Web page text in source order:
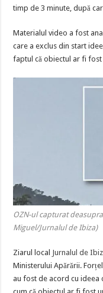
timp de 3 minute, după
Materialul video a fost
care a exclus din start
faptul că obiectul ar fi
OZN-ul capturat
Miguel/Jurnalul de Ibiza)
Ziarul local Jurnalul de
Ministerului Apărării.
au fost de acord cu ideea
cum că obiectul ar fi fost